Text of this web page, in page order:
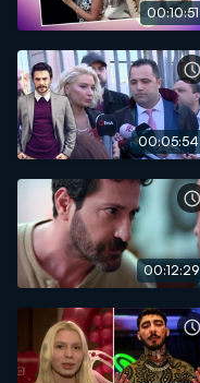
00:10:51
00:05:54
00:12:29